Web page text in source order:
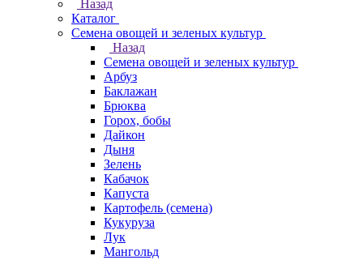
Назад
Каталог
Семена овощей и зеленых культур
Назад
Семена овощей и зеленых культур
Арбуз
Баклажан
Брюква
Горох, бобы
Дайкон
Дыня
Зелень
Кабачок
Капуста
Картофель (семена)
Кукуруза
Лук
Мангольд